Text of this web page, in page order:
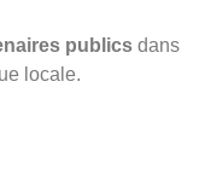
publics dans
locale.